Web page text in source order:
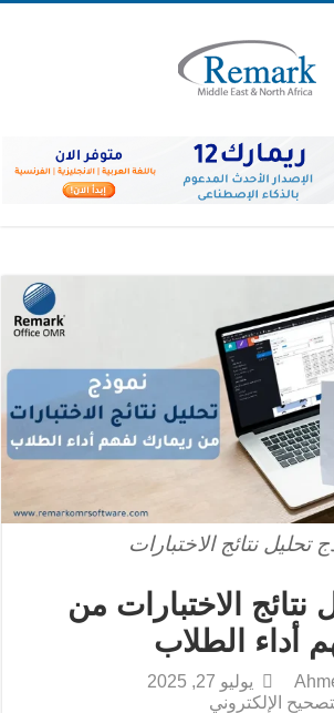
تحليل نتائج الاختبارات
نتائج الاختبارات من
أداء الطلاب
يوليو 27, 2025
الإلكتروني